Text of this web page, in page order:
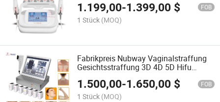
Falten Gesichtsstraffung Hautstraffung
1.199,00-1.399,00 $ FOB
1 Stück (MOQ)
Fabrikpreis Nubway Vaginalstraffung
Gesichtsstraffung 3D 4D 5D Hifu
Maschine für Schönheitssalon und
Klinikgebrauch
1.500,00-1.650,00 $ FOB
1 Stück (MOQ)